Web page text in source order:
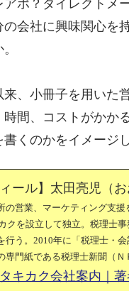
ポ？ダイレクトメ
の会社に興味関心を
、小冊子を用いた
間、コストがかか
くのかをイメージ
ィール】太田亮児（
の営業、マーケティング支
クを設立して独立。税理士
行う。2010年に「税理士・
専門紙である税理士新聞（
キカク会社案内｜